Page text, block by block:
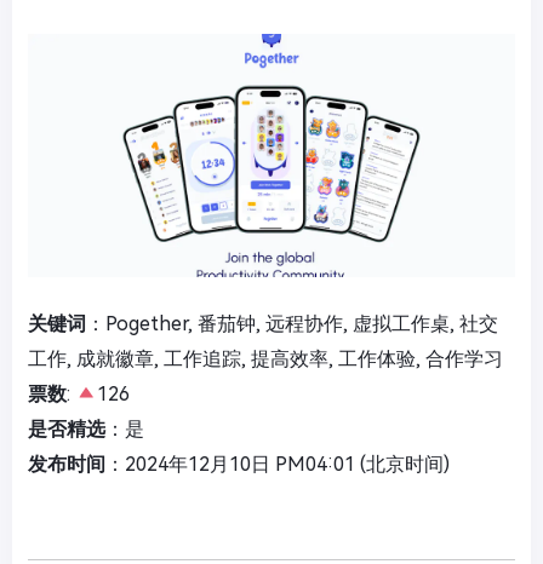
关键词 ：Pogether, 番茄钟, 远程协作, 虚拟工作桌, 社交
工作, 成就徽章, 工作追踪, 提高效率, 工作体验, 合作学习
票数:
126
是否精选：是
发布时间 ：2024年12月10日 PM04:01 (北京时间)